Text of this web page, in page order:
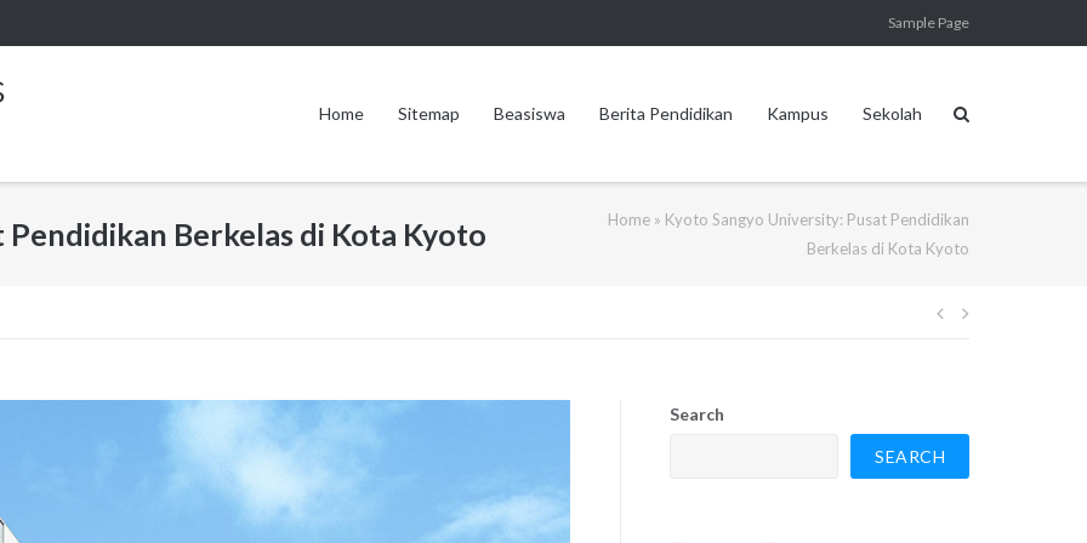
Sample Page
Home Sitemap Beasiswa Berita Pendidikan Kampus Sekolah
Berkelas di Kota Kyoto Home » Kyoto Sangyo University: Pusat Pendidikan
Berkelas di Kota Kyoto
Post
Search
SEARCH